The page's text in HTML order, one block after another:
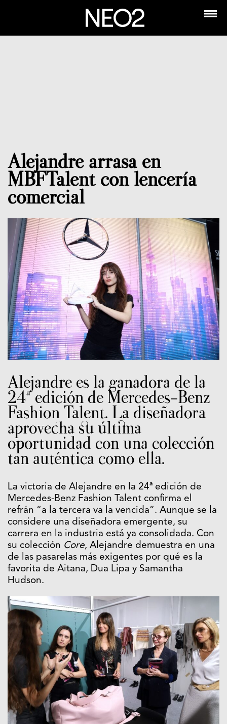
Alejandre arrasa en
MBFTalent con lencería
comercial
Alejandre es la ganadora de la
24ª edición de Mercedes-Benz
Fashion Talent. La diseñadora
aprovecha su última
oportunidad con una colección
tan auténtica como ella.
La victoria de Alejandre en la 24ª edición de
Mercedes-Benz Fashion Talent confirma el
refrán “a la tercera va la vencida”. Aunque se la
considere una diseñadora emergente, su
carrera en la industria está ya consolidada. Con
su colección Core, Alejandre demuestra en una
de las pasarelas más exigentes por qué es la
favorita de Aitana, Dua Lipa y Samantha
Hudson.